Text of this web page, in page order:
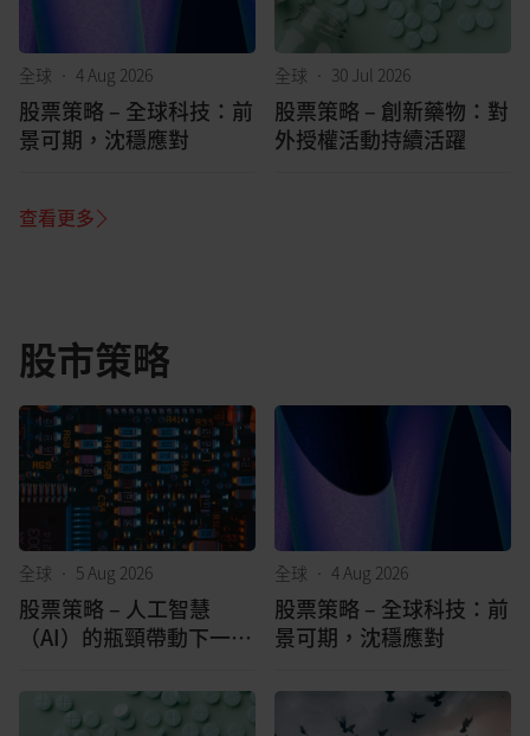
全球 • 4 Aug 2026
股票策略 – 全球科技：前
景可期，沈穩應對
全球 • 30 Jul 2026
股票策略 – 創新藥物：對
外授權活動持續活躍
查看更多
股市策略
全球 • 5 Aug 2026
股票策略 – 人工智慧
（AI）的瓶頸帶動下一波
全球 • 4 Aug 2026
股票策略 – 全球科技：前
景可期，沈穩應對